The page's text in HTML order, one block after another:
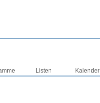
Listen Kalender